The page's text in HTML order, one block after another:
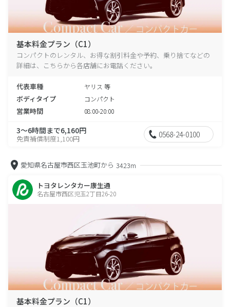
基本料金プラン（C1）
コンパクトのレンタル、お得な割引料金や予約、乗り捨てなどの
詳細は、こちらから各店舗にお電話ください。
代表車種 ヤリス 等
ボディタイプ コンパクト
営業時間 08:00-20:00
3～6時間まで6,160円
免責補償制度1,100円 0568-24-0100
愛知県名古屋市西区玉池町から 3423m
トヨタレンタカー康生通
名古屋市西区児玉2丁目26-20
基本料金プラン（C1）